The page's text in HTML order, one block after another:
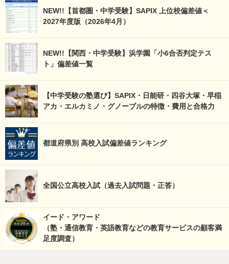
NEW!!【首都圏・中学受験】SAPIX 上位校偏差値＜
2027年度版（2026年4月）
NEW!!【関西・中学受験】浜学園「小6合否判定テス
ト」偏差値一覧
【中学受験の塾選び】SAPIX・日能研・四谷大塚・早稲
アカ・エルカミノ・グノーブルの特徴・費用と合格力
都道府県別 高校入試偏差値ランキング
全国公立高校入試（過去入試問題・正答）
イード・アワード
（塾・通信教育・英語教育などの教育サービスの顧客満
足度調査）